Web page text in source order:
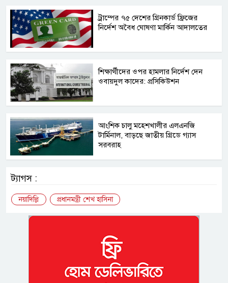
ট্রাম্পের ৭৫ দেশের গ্রিনকার্ড ফ্রিজের
নির্দেশ অবৈধ ঘোষণা মার্কিন আদালতের
শিক্ষার্থীদের ওপর হামলার নির্দেশ দেন
ওবায়দুল কাদের: প্রসিকিউশন
আংশিক চালু মহেশখালীর এলএনজি
টার্মিনাল, বাড়ছে জাতীয় গ্রিডে গ্যাস
সরবরাহ
ট্যাগস :
নয়াদিল্লি প্রধানমন্ত্রী শেখ হাসিনা